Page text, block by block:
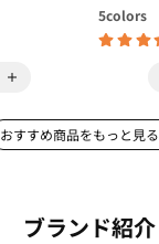
5colors
おすすめ商品をもっと見る
ブランド紹介